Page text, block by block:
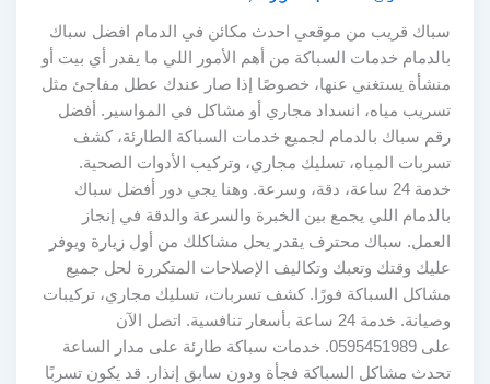
سباك قريب من موقعي احدث مكائن في الدمام افضل سباك
بالدمام خدمات السباكة من أهم الأمور اللي ما يقدر أي بيت أو
منشأة يستغني عنها، خصوصًا إذا صار عندك عطل مفاجئ مثل
تسريب مياه، انسداد مجاري أو مشاكل في المواسير. أفضل
رقم سباك بالدمام لجميع خدمات السباكة الطارئة، كشف
تسربات المياه، تسليك مجاري، وتركيب الأدوات الصحية.
خدمة 24 ساعة، دقة، وسرعة. وهنا يجي دور أفضل سباك
بالدمام اللي يجمع بين الخبرة والسرعة والدقة في إنجاز
العمل. سباك محترف يقدر يحل مشاكلك من أول زيارة ويوفر
عليك وقتك وتعبك وتكاليف الإصلاحات المتكررة لحل جميع
مشاكل السباكة فورًا. كشف تسربات، تسليك مجاري، تركيبات
وصيانة. خدمة 24 ساعة بأسعار تنافسية. اتصل الآن
على 0595451989. خدمات سباكة طارئة على مدار الساعة
تحدث مشاكل السباكة فجأة ودون سابق إنذار. قد يكون تسربًا